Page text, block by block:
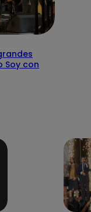
Soy con